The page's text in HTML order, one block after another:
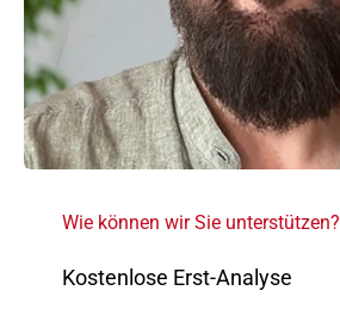
Wie können wir Sie unter­stüt­zen?
Kostenlose Erst-Analyse